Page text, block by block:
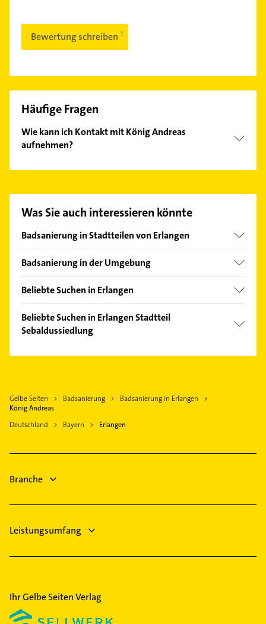
Bewertung schreiben
Häufige Fragen
Wie kann ich Kontakt mit König Andreas
aufnehmen?
finden Sie alleKontaktdaten.
Was Sie auch interessieren könnte
Badsanierung in Stadtteilen von Erlangen
Innenstadt
Badsanierung in der Umgebung
Fürth Bayern
Zirndorf
Beliebte Suchen in Erlangen
Klempner
Gasinstallateur
Immobilien
Immobilienmakler
Bauunternehmen
Beliebte Suchen in Erlangen Stadtteil
Sebaldussiedlung
Arzt
Gebäudereinigung
Gelbe Seiten Badsanierung
Badsanierung in Erlangen
König Andreas
Deutschland
Bayern Erlangen
Branche
Leistungsumfang
Ihr Gelbe Seiten Verlag